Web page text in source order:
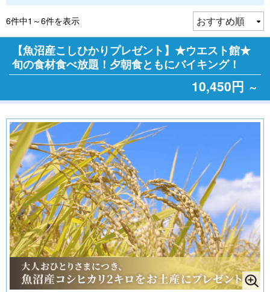
6件中1～6件を表示
【魚沼産こしひかりプレゼント】★ウエスト館★
旬の食材食べ放題！夕朝食ともにバイキング！
10,450円 ～